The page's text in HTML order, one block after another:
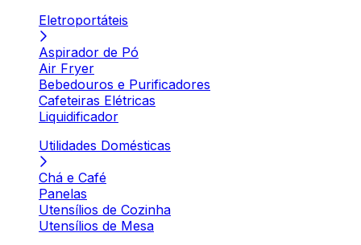
Eletroportáteis
Aspirador de Pó
Air Fryer
Bebedouros e Purificadores
Cafeteiras Elétricas
Liquidificador
Utilidades Domésticas
Chá e Café
Panelas
Utensílios de Cozinha
Utensílios de Mesa